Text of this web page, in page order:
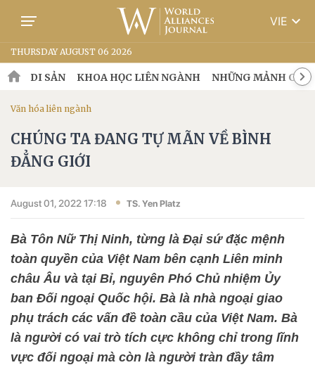
VIE keyboard_arrow_down
THURSDAY AUGUST 06 2026
DI SẢN KHOA HỌC LIÊN NGÀNH NHỮNG MẢNH
Văn hóa liên ngành
CHÚNG TA ĐANG TỰ MÃN VỀ BÌNH
ĐẲNG GIỚI
August 01, 2022 17:18 TS. Yen Platz
Bà Tôn Nữ Thị Ninh, từng là Đại sứ đặc mệnh
toàn quyền của Việt Nam bên cạnh Liên minh
châu Âu và tại Bỉ, nguyên Phó Chủ nhiệm Ủy
ban Đối ngoại Quốc hội. Bà là nhà ngoại giao
phụ trách các vấn đề toàn cầu của Việt Nam. Bà
là người có vai trò tích cực không chỉ trong lĩnh
vực đối ngoại mà còn là người tràn đầy tâm